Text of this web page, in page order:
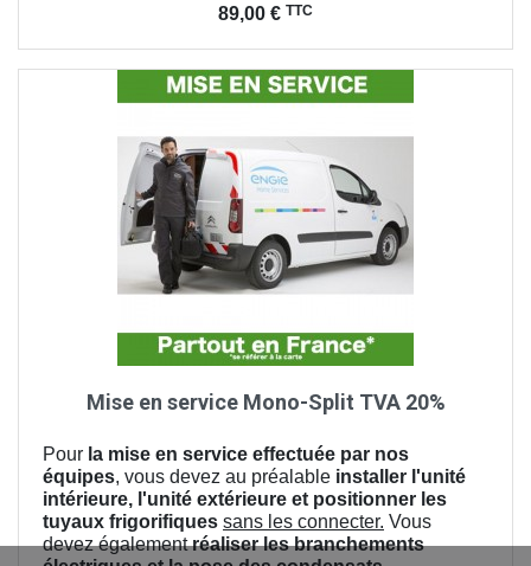
89,00 € TTC
Mise en service Mono-Split TVA 20%
Pour la mise en service effectuée par nos
équipes, vous devez au préalable installer l'unité
intérieure, l'unité extérieure et positionner les
tuyaux frigorifiques sans les connecter. Vous
devez égalementréaliser les branchements